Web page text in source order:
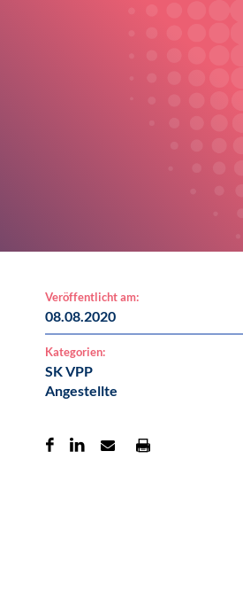
Veröffentlicht am:
08.08.2020
Kategorien:
SK VPP
Angestellte